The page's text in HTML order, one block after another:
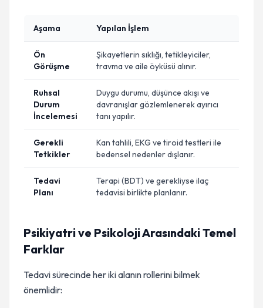
Aşama Yapılan İşlem
Ön
Görüşme
Şikayetlerin sıklığı, tetikleyiciler,
travma ve aile öyküsü alınır.
Ruhsal
Durum
İncelemesi
Duygu durumu, düşünce akışı ve
davranışlar gözlemlenerek ayırıcı
tanı yapılır.
Gerekli
Tetkikler
Kan tahlili, EKG ve tiroid testleri ile
bedensel nedenler dışlanır.
Tedavi
Planı
Terapi (BDT) ve gerekliyse ilaç
tedavisi birlikte planlanır.
Psikiyatri ve Psikoloji Arasındaki Temel
Farklar
Tedavi sürecinde her iki alanın rollerini bilmek
önemlidir: